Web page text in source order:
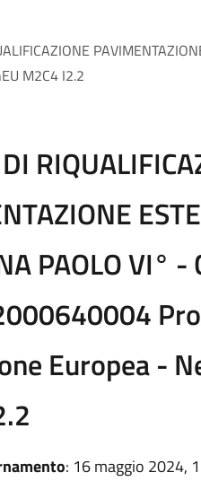
M2C4 I2.2
PAOLO VI° -
Europea -
: 16 maggio 2024,